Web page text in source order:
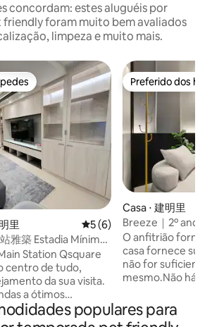
concordam: estes aluguéis por
foram muito bem avaliados
limpeza e muito mais.
里 5 de uma avaliação média
5 (6)
雅築 Estadia Mínima
Station Qsquare
centro de tudo,
da sua visita.
a ótimos
limpar.Pode
no
Preferido dos
Preferido dos
Casa ⋅ 建明里
Breeze｜2º
Pequim｜Passeio
MRT Beimen｜
Taipei｜Comida
expresso do
O anfitrião
casa fornece
não for
mesmo.Não há
suprimentos. Se
serviços de hotel,
populares para